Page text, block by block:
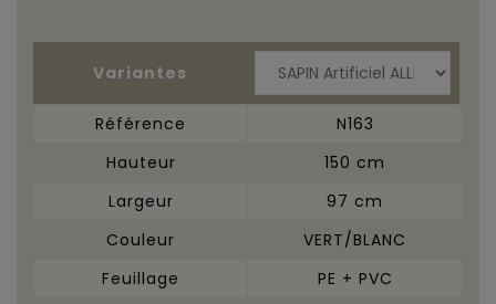
Variantes
Référence
N163
Hauteur
150 cm
Largeur
97 cm
Couleur
VERT/BLANC
Feuillage
PE + PVC